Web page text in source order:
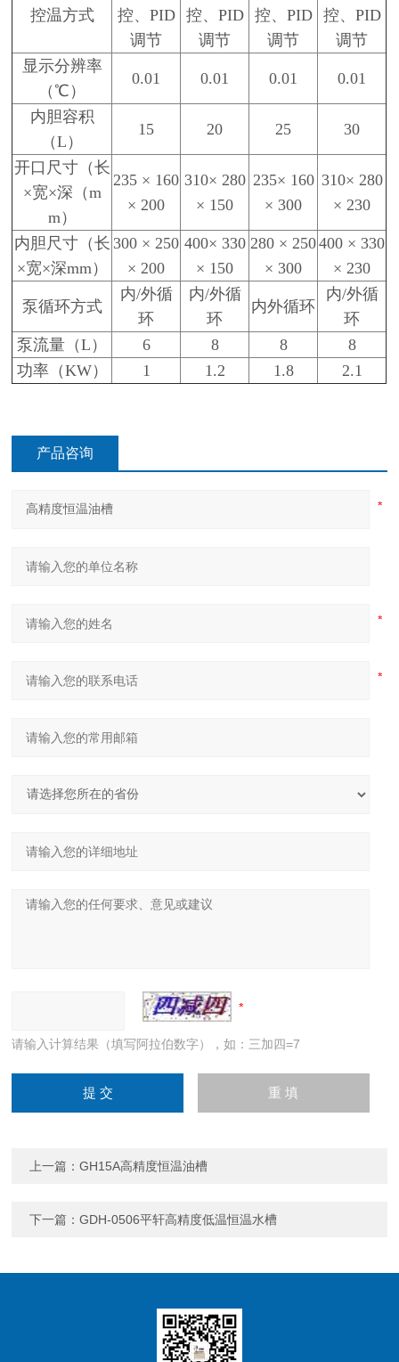
控温方式
控、PID
调节
控、PID
调节
控、PID
调节
控、PID
调节
显示分辨率
（℃）
0.01 0.01 0.01 0.01
内胆容积
（L）
15 20 25 30
开口尺寸（长
×宽×深（m
m）
235 × 160
× 200
310× 280
× 150
235× 160
× 300
310× 280
× 230
内胆尺寸（长
×宽×深mm）
300 × 250
× 200
400× 330
× 150
280 × 250
× 300
400 × 330
× 230
泵循环方式
内/外循
环
内/外循
环
内外循环
内/外循
环
泵流量（L）
6 8 8
8
功率（KW）
1 1.2 1.8 2.1
产品咨询
请输入计算结果（填写阿拉伯数字），如：三加四=7
上一篇：GH15A高精度恒温油槽
下一篇：GDH-0506平轩高精度低温恒温水槽